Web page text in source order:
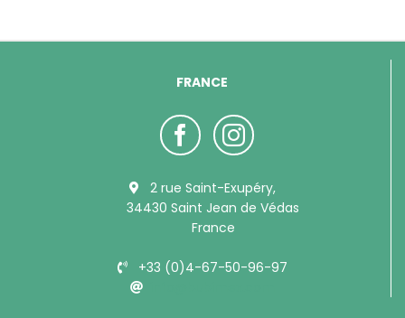
FRANCE
2 rue Saint-Exupéry,
34430 Saint Jean de Védas
France
+33 (0)4-67-50-96-97